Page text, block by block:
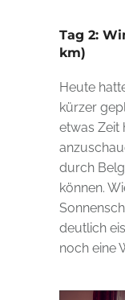
Tag 2:
km)
Heute
kürzer
etwas Zeit
durch
können.
deutlich
noch eine